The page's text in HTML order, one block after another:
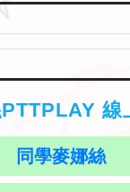
線
同學麥娜絲